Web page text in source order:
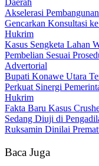
Akselerasi
Gencarkan Konsultasi
Hukrim
‎Kasus Sengketa Lahan
Pembelian Sesuai
Advertorial
Bupati Konawe Utara
Perkuat Sinergi
Hukrim
Fakta Baru Kasus
Sedang Diuji di
Ruksamin Dinilai
Baca Juga